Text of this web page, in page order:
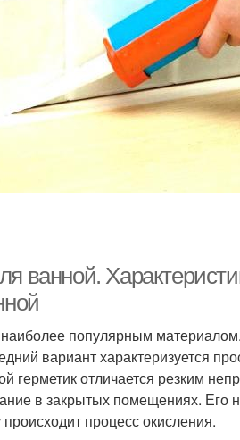
ванной.
популярным
вариант характеризуется
герметик отличается резким
в закрытых помещениях. Его
процесс окисления.